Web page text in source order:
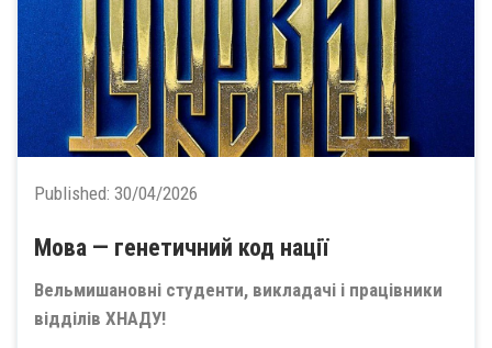
Published: 30/04/2026
Мова — генетичний код нації
Вельмишановні студенти, викладачі і працівники
відділів ХНАДУ!